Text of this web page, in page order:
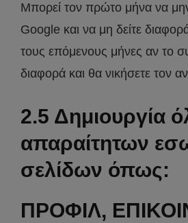
Μπορεί τον πρώτο μήνα να
Google και να μη δείτε
τους επόμενους μήνες αν το
διαφορά και θα νικήσετε τον
2.5 Δημιουργία
απαραίτητων
σελίδων όπως:
ΠΡΟΦΙΛ,